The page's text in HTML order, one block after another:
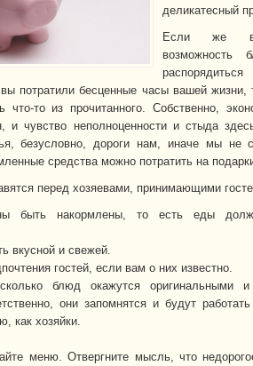
деликатесный
Если же
возможность
потратили бесценные часы вашей жизни,
что-то из прочитанного. Собственно,
и чувство неполноценности и стыда
безусловно, дороги нам, иначе мы не
средства можно потратить на
перед хозяевами, принимающими
быть накормлены, то есть еды
вкусной и свежей.
гостей, если вам о них известно.
блюд окажутся оригинальными и
они запомнятся и будут
как хозяйки.
меню. Отвергните мысль, что